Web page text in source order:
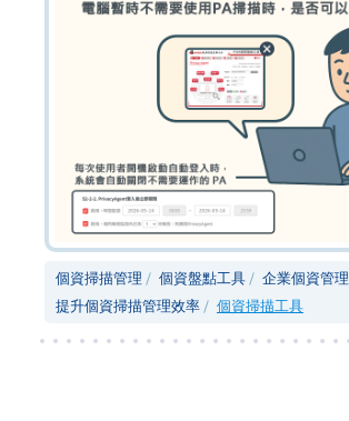
個資掃描管理 個資盤點工具
企業個資管理
提升個資掃描管理效率
個資掃描工具